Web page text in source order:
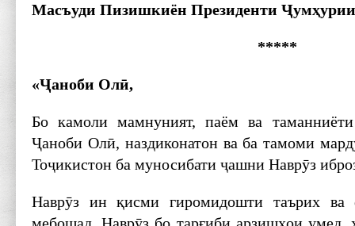
Масъуди Пизишкиён Президенти
*****
«Ҷаноби Олӣ,
Бо камоли мамнуният, паём ва
Ҷаноби Олӣ, наздиконатон ва ба тамоми
Тоҷикистон ба муносибати ҷашни Наврӯз
Наврӯз ин қисми гиромидошти таърих ва